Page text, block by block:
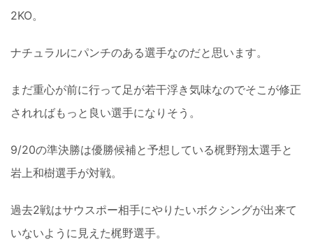
2KO。
ナチュラルにパンチのある選手なのだと思います。
まだ重心が前に行って足が若干浮き気味なのでそこが修正
されればもっと良い選手になりそう。
9/20の準決勝は優勝候補と予想している梶野翔太選手と
岩上和樹選手が対戦。
過去2戦はサウスポー相手にやりたいボクシングが出来て
いないように見えた梶野選手。